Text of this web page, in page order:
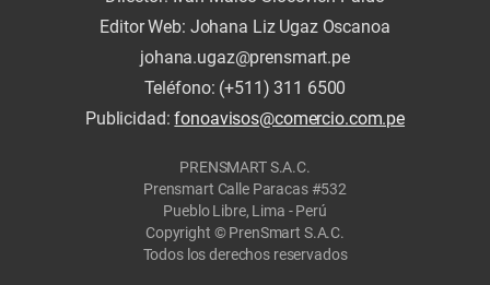
Editor Web: Johana Liz Ugaz Oscanoa
johana.ugaz@prensmart.pe
Teléfono: (+511) 311 6500
Publicidad:fonoavisos@comercio.com.pe
PRENSMART S.A.C.
Prensmart Calle Paracas #532
Pueblo Libre, Lima - Perú
Copyright © PrenSmart S.A.C.
Todos los derechos reservados